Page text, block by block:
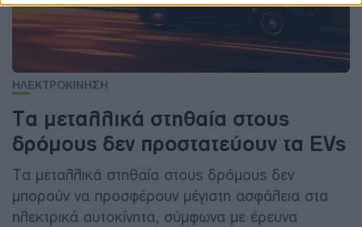
ΗΛΕΚΤΡΟΚΙΝΗΣΗ
Τα μεταλλικά στηθαία στους
δρόμους δεν προστατεύουν τα EVs
Τα μεταλλικά στηθαία στους δρόμους δεν
μπορούν να προσφέρουν μέγιστη ασφάλεια στα
ηλεκτρικά αυτοκίνητα, σύμφωνα με έρευνα